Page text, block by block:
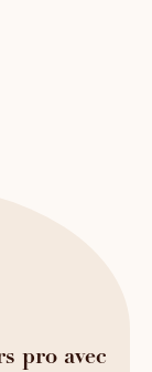
pro avec